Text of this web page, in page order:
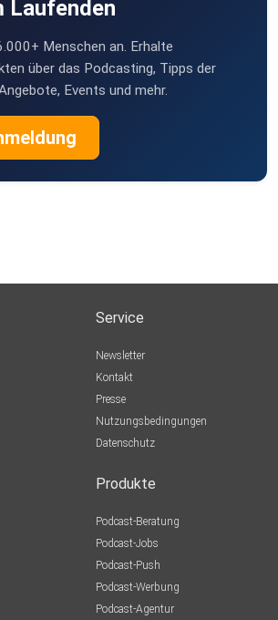
Laufenden
Menschen an. Erhalte
über das Podcasting, Tipps der
Events und mehr.
Service
Newsletter
Kontakt
Presse
Nutzungsbedingungen
Datenschutz
Produkte
Podcast-Beratung
Podcast-Jobs
Podcast-Push
Podcast-Werbung
Podcast-Agentur